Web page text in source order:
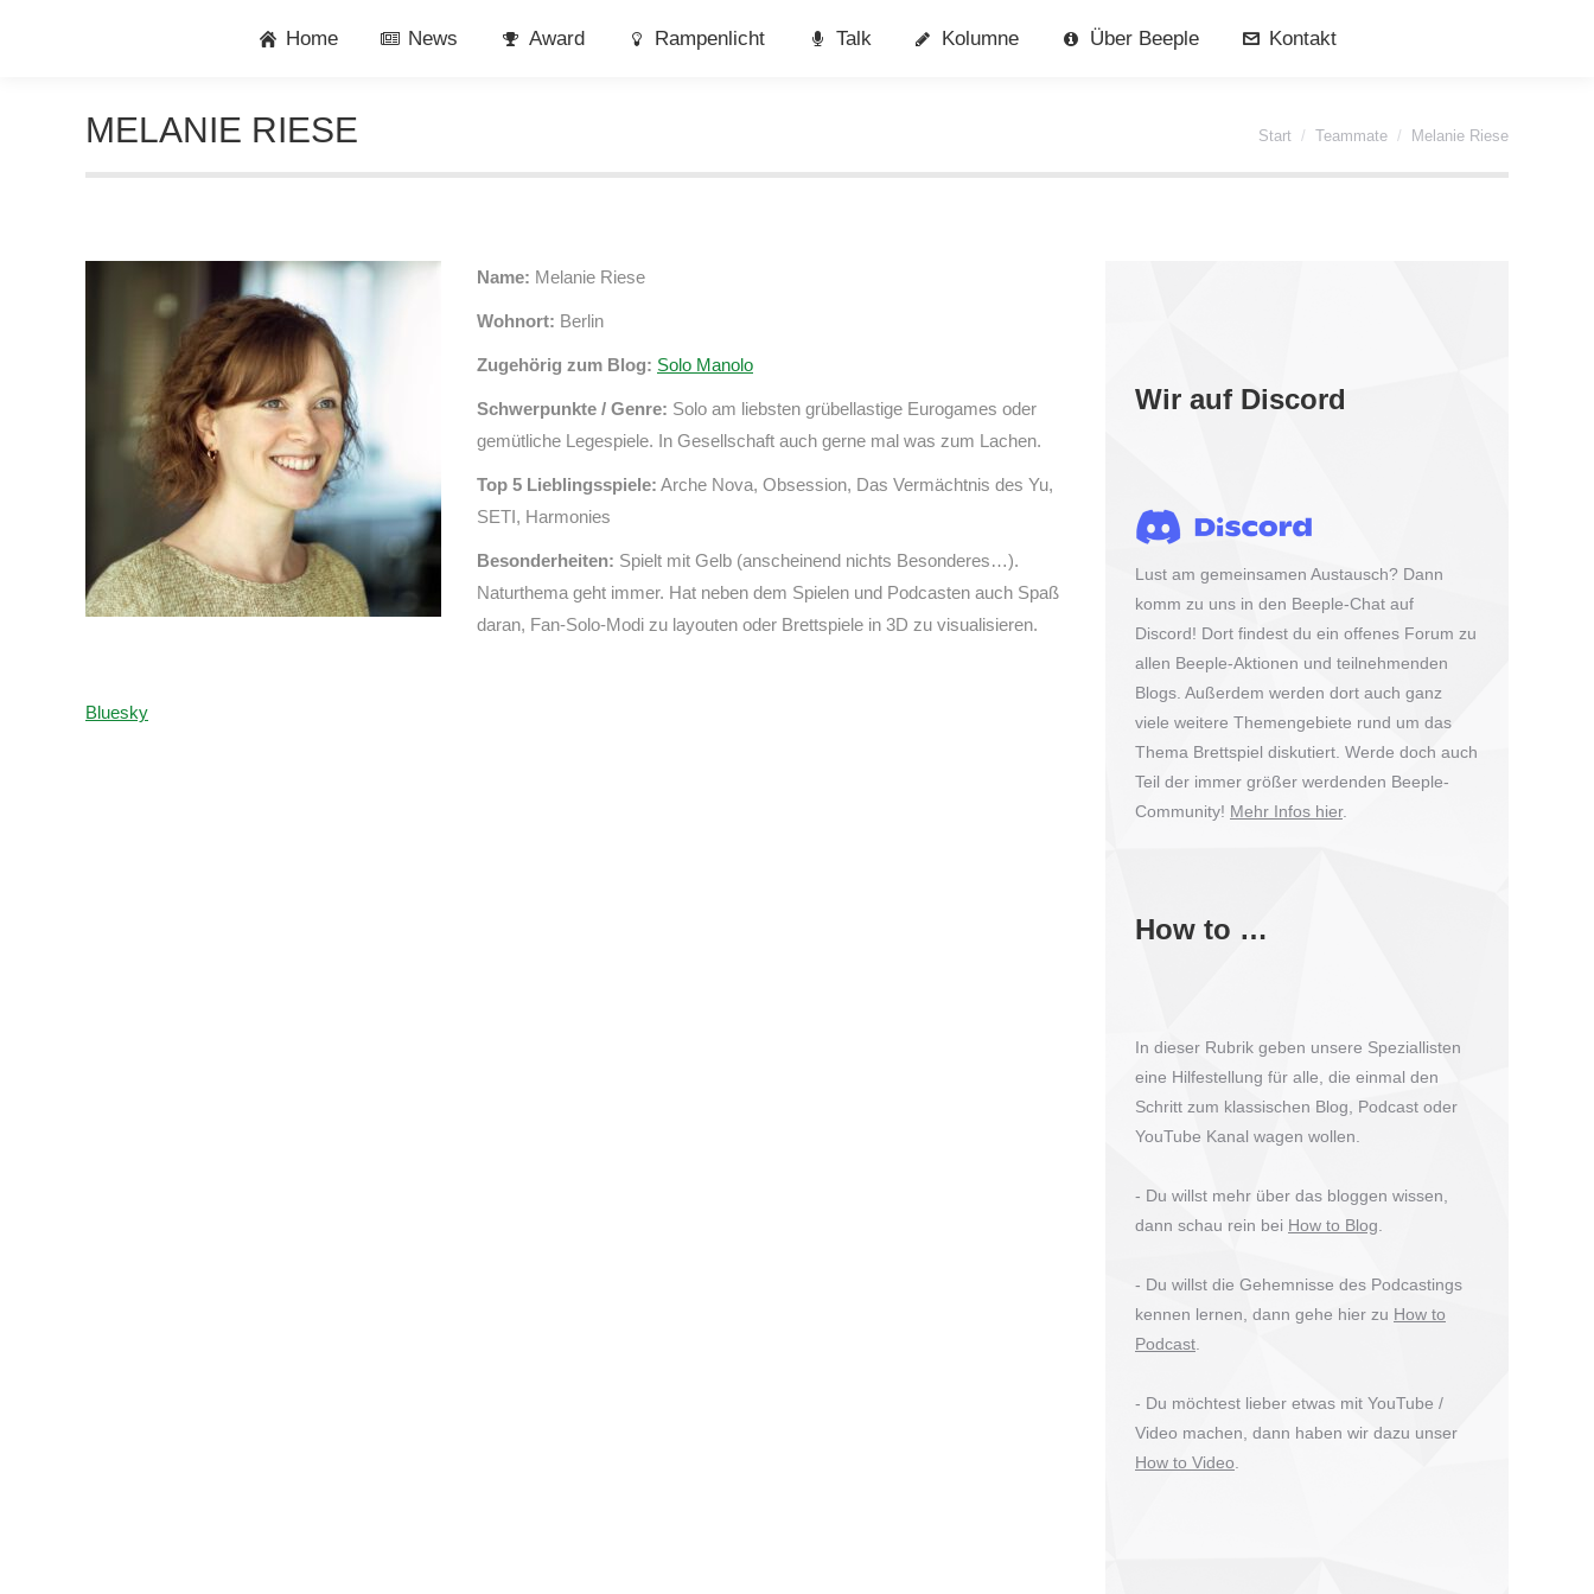
Home News Award Rampenlicht Talk Kolumne Über Beeple Kontakt
MELANIE RIESE Sie befinden sich hier:
Start Teammate Melanie Riese
Name: Melanie Riese
Wohnort: Berlin
Zugehörig zum Blog: Solo Manolo
Schwerpunkte / Genre: Solo am liebsten grübellastige Eurogames oder
gemütliche Legespiele. In Gesellschaft auch gerne mal was zum Lachen.
Top 5 Lieblingsspiele: Arche Nova, Obsession, Das Vermächtnis des Yu,
SETI, Harmonies
Besonderheiten: Spielt mit Gelb (anscheinend nichts Besonderes…).
Naturthema geht immer. Hat neben dem Spielen und Podcasten auch Spaß
daran, Fan-Solo-Modi zu layouten oder Brettspiele in 3D zu visualisieren.
Bluesky
Wir auf Discord
Lust am gemeinsamen Austausch? Dann
komm zu uns in den Beeple-Chat auf
Discord! Dort findest du ein offenes Forum zu
allen Beeple-Aktionen und teilnehmenden
Blogs. Außerdem werden dort auch ganz
viele weitere Themengebiete rund um das
Thema Brettspiel diskutiert. Werde doch auch
Teil der immer größer werdenden Beeple-
Community! Mehr Infos hier.
How to …
In dieser Rubrik geben unsere Speziallisten
eine Hilfestellung für alle, die einmal den
Schritt zum klassischen Blog, Podcast oder
YouTube Kanal wagen wollen.
- Du willst mehr über das bloggen wissen,
dann schau rein bei How to Blog
- Du willst die Gehemnisse des Podcastings
kennen lernen, dann gehe hier zu How to
Podcast
- Du möchtest lieber etwas mit YouTube /
Video machen, dann haben wir dazu unser
How to Video